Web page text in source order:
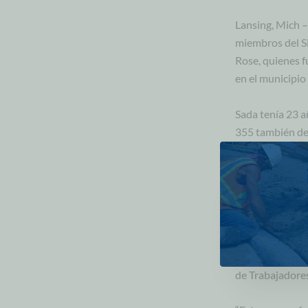
Lansing, Mich
miembros del
Rose, quienes
en el
Sada tenía 23
355 también
dirección este
la causa del
“Al comienzo
velocidad y
trabajadores
beber y
de